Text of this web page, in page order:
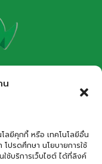
น
โลยีคุกกี้ หรือ เทคโนโลยีอื่น
ปรดศึกษา นโยบายการใช้
ช้บริการเว็บไซต์ ได้ที่ลิงค์
ฬสินธุ์
ฬสินธุ์ อำเภอเมือง